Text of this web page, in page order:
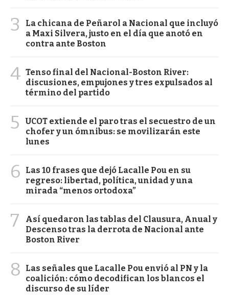
3
La chicana de Peñarol a Nacional que incluyó
a Maxi Silvera, justo en el día que anotó en
contra ante Boston
4 Tenso final del Nacional-Boston River:
discusiones, empujones y tres expulsados al
término del partido
5
UCOT extiende el paro tras el secuestro de un
chofer y un ómnibus: se movilizarán este
lunes
6
Las 10 frases que dejó Lacalle Pou en su
regreso: libertad, política, unidad y una
mirada “menos ortodoxa”
7
Así quedaron las tablas del Clausura, Anual y
Descenso tras la derrota de Nacional ante
Boston River
8
Las señales que Lacalle Pou envió al PN y la
coalición: cómo decodifican los blancos el
discurso de su líder